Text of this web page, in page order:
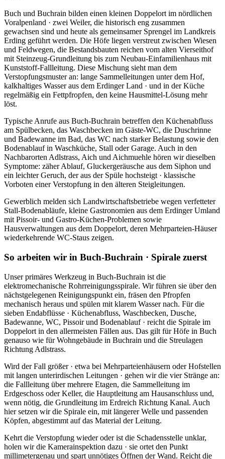
Buch und Buchrain bilden einen kleinen Doppelort im nördlichen
Voralpenland · zwei Weiler, die historisch eng zusammen
gewachsen sind und heute als gemeinsamer Sprengel im Landkreis
Erding geführt werden. Die Höfe liegen verstreut zwischen Wiesen
und Feldwegen, die Bestandsbauten reichen vom alten Vierseithof
mit Steinzeug-Grundleitung bis zum Neubau-Einfamilienhaus mit
Kunststoff-Fallleitung. Diese Mischung sieht man dem
Verstopfungsmuster an: lange Sammelleitungen unter dem Hof,
kalkhaltiges Wasser aus dem Erdinger Land · und in der Küche
regelmäßig ein Fettpfropfen, den keine Hausmittel-Lösung mehr
löst.
Typische Anrufe aus Buch-Buchrain betreffen den Küchenabfluss
am Spülbecken, das Waschbecken im Gäste-WC, die Duschrinne
und Badewanne im Bad, das WC nach starker Belastung sowie den
Bodenablauf in Waschküche, Stall oder Garage. Auch in den
Nachbarorten Adlstrass, Aich und Aichmuehle hören wir dieselben
Symptome: zäher Ablauf, Gluckergeräusche aus dem Siphon und
ein leichter Geruch, der aus der Spüle hochsteigt · klassische
Vorboten einer Verstopfung in den älteren Steigleitungen.
Gewerblich melden sich Landwirtschaftsbetriebe wegen verfetteter
Stall-Bodenabläufe, kleine Gastronomien aus dem Erdinger Umland
mit Pissoir- und Gastro-Küchen-Problemen sowie
Hausverwaltungen aus dem Doppelort, deren Mehrparteien-Häuser
wiederkehrende WC-Staus zeigen.
So arbeiten wir in Buch-Buchrain · Spirale zuerst
Unser primäres Werkzeug in Buch-Buchrain ist die
elektromechanische Rohrreinigungsspirale. Wir führen sie über den
nächstgelegenen Reinigungspunkt ein, fräsen den Pfropfen
mechanisch heraus und spülen mit klarem Wasser nach. Für die
sieben Endabflüsse · Küchenabfluss, Waschbecken, Dusche,
Badewanne, WC, Pissoir und Bodenablauf · reicht die Spirale im
Doppelort in den allermeisten Fällen aus. Das gilt für Höfe in Buch
genauso wie für Wohngebäude in Buchrain und die Streulagen
Richtung Adlstrass.
Wird der Fall größer · etwa bei Mehrparteienhäusern oder Hofstellen
mit langen unterirdischen Leitungen · gehen wir die vier Stränge an:
die Fallleitung über mehrere Etagen, die Sammelleitung im
Erdgeschoss oder Keller, die Hauptleitung am Hausanschluss und,
wenn nötig, die Grundleitung im Erdreich Richtung Kanal. Auch
hier setzen wir die Spirale ein, mit längerer Welle und passenden
Köpfen, abgestimmt auf das Material der Leitung.
Kehrt die Verstopfung wieder oder ist die Schadensstelle unklar,
holen wir die Kamerainspektion dazu · sie ortet den Punkt
millimetergenau und spart unnötiges Öffnen der Wand. Reicht die